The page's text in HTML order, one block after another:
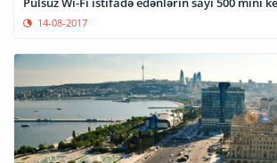
14-08-2017